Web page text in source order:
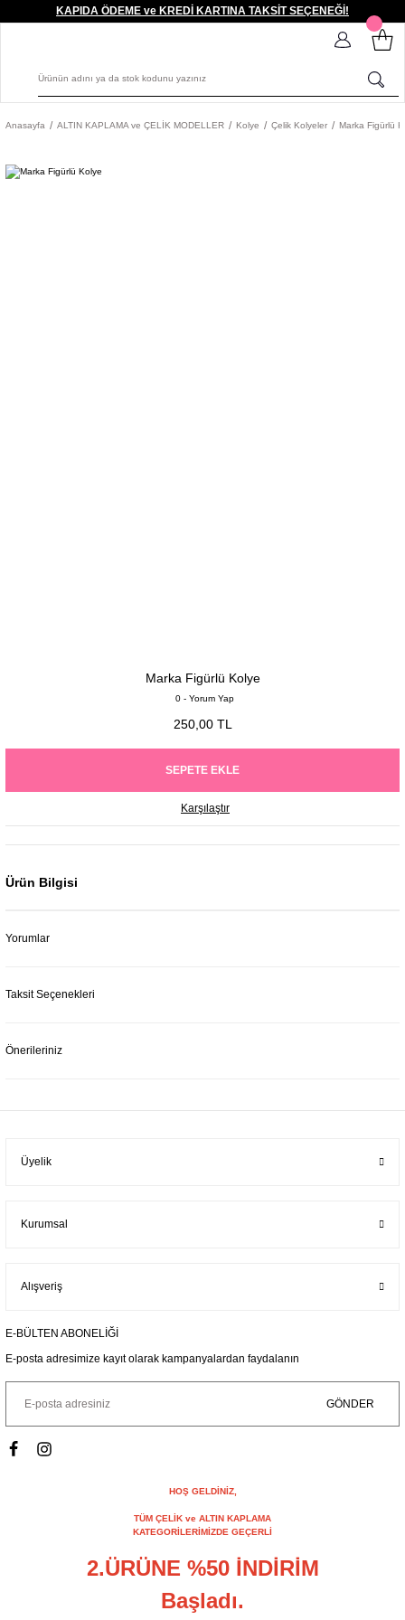
KAPIDA ÖDEME ve KREDİ KARTINA TAKSİT SEÇENEĞİ!
Anasayfa ALTIN KAPLAMA ve ÇELİK MODELLER Kolye Çelik Kolyeler Marka Figürlü
Marka Figürlü Kolye
0 - Yorum Yap
250,00 TL
SEPETE EKLE
Karşılaştır
Ürün Bilgisi
Yorumlar
Taksit Seçenekleri
Önerileriniz
Üyelik
Kurumsal
Alışveriş
E-BÜLTEN ABONELİĞİ
E-posta adresimize kayıt olarak kampanyalardan faydalanın
GÖNDER
HOŞ GELDİNİZ,
TÜM ÇELİK ve ALTIN KAPLAMA
KATEGORİLERİMİZDE GEÇERLİ
2.ÜRÜNE %50 İNDİRİM
Başladı.